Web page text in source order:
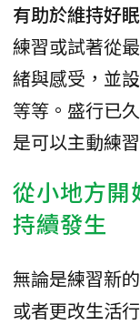
有助於維持好
練習或試著從
緒與感受，並
等等。盛行已
是可以主動練
從小地方開
持續發生
無論是練習新
或者更改生活